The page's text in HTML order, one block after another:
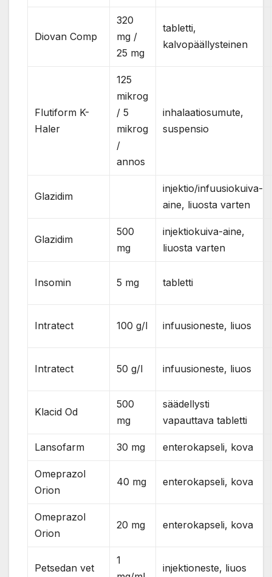
Diovan Comp
320
mg /
25 mg
tabletti,
kalvopäällysteinen
Flutiform K-
Haler
125
mikrog
/ 5
mikrog
/
annos
inhalaatiosumute,
suspensio
Glazidim
injektio/infuusiokuiva-
aine, liuosta varten
Glazidim
500
mg
injektiokuiva-aine,
liuosta varten
Insomin 5 mg tabletti
Intratect 100 g/l infuusioneste, liuos
Intratect 50 g/l infuusioneste, liuos
Klacid Od
500
mg
säädellysti
vapauttava tabletti
Lansofarm 30 mg enterokapseli, kova
Omeprazol
Orion
40 mg enterokapseli, kova
Omeprazol
Orion
20 mg enterokapseli, kova
Petsedan vet
1
injektioneste, liuos